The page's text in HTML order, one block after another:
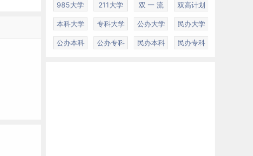
985大学 211大学 双 一 流 双高计划
本科大学 专科大学 公办大学 民办大学
公办本科 公办专科 民办本科 民办专科